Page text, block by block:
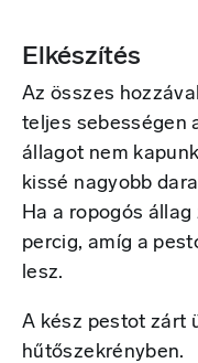
Elkészítés
Az összes
teljes sebességen
állagot nem
kissé nagyobb
Ha a ropogós
percig, amíg a
lesz.
A kész pestot zárt
hűtőszekrényben.